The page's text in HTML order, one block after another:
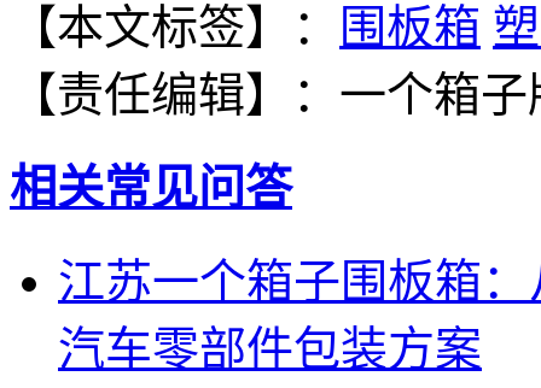
【本文标签】：
围板箱
【责任编辑】： 一个箱子
相关常见问答
江苏一个箱子围板箱
汽车零部件包装方案